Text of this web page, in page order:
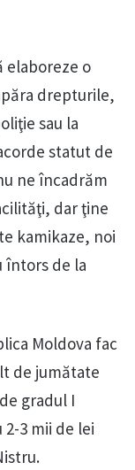
elaboreze o
drepturile,
sau la
statut de
ne încadrăm
dar ţine
kamikaze, noi
întors de la
Moldova fac
de jumătate
gradul I
3 mii de lei